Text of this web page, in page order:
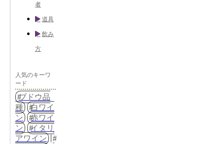
者
道具
飲み
方
人気のキーワ
ード
ブドウ品
種
白ワイ
ン
赤ワイ
ン
イタリ
アワイン